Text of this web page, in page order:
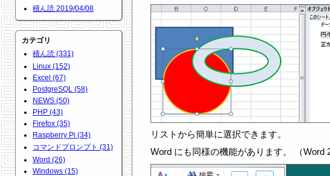
積ん読 2019/04/08
カテゴリ
積ん読 (331)
Linux (152)
Excel (67)
PostgreSQL (58)
NEWS (50)
PHP (43)
Firefox (35)
Raspberry Pi (34)
コマンドプロンプト (31)
Word (26)
Windows (15)
リストから簡単に選択できます。
Word にも同様の機能があります。 （Word